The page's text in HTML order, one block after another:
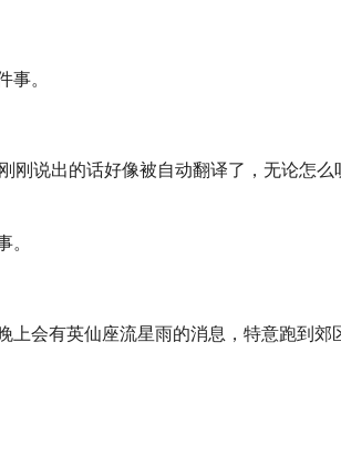
。
刚说出的话好像被自动翻译了，无论怎么
会有英仙座流星雨的消息，特意跑到郊